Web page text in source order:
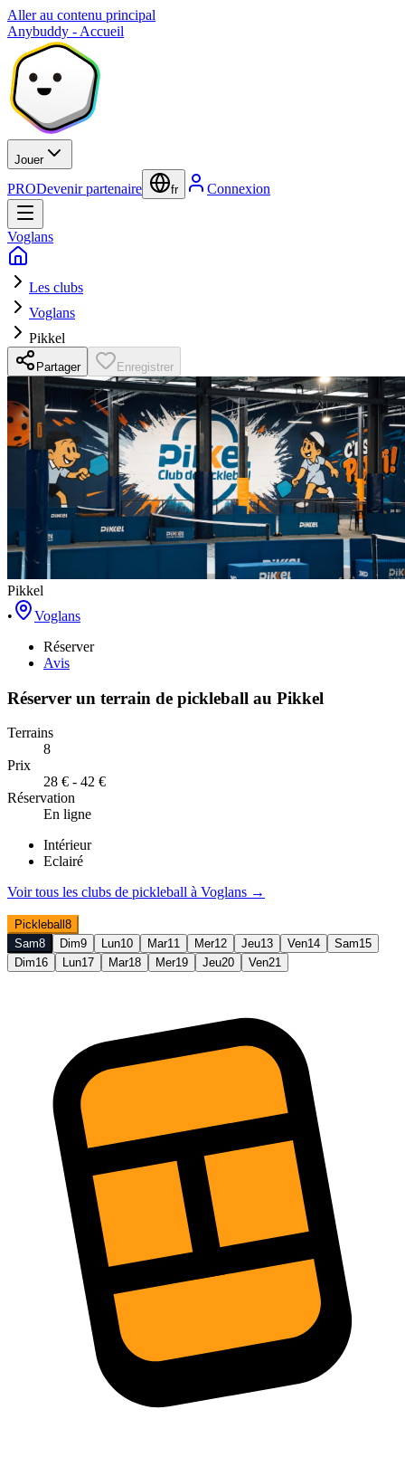
Aller au contenu principal
Anybuddy - Accueil
Jouer
PRODevenir partenaire fr Connexion
Voglans
Les clubs
Voglans
Pikkel
Partager Enregistrer
Pikkel
•
Voglans
Réserver
Avis
Réserver un terrain de pickleball au Pikkel
Terrains
8
Prix
28 € - 42 €
Réservation
En ligne
Intérieur
Eclairé
Voir tous les clubs de pickleball à Voglans →
Pickleball 8
Sam8 Dim9 Lun10 Mar11 Mer12 Jeu13 Ven14 Sam15
Dim16 Lun17 Mar18 Mer19 Jeu20 Ven21